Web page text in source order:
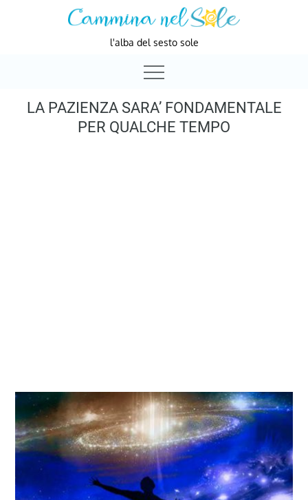
l'alba del sesto sole
LA PAZIENZA SARA’ FONDAMENTALE
PER QUALCHE TEMPO